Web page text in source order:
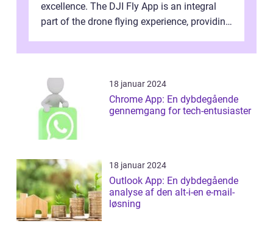
excellence. The DJI Fly App is an integral
part of the drone flying experience, providing
18 januar 2024
Chrome App: En dybdegående
gennemgang for tech-entusiaster
18 januar 2024
Outlook App: En dybdegående
analyse af den alt-i-en e-mail-
løsning